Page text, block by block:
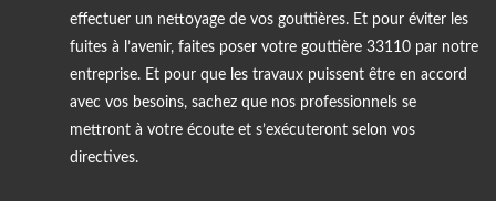
effectuer un nettoyage de vos gouttières. Et pour éviter les
fuites à l’avenir, faites poser votre gouttière 33110 par notre
entreprise. Et pour que les travaux puissent être en accord
avec vos besoins, sachez que nos professionnels se
mettront à votre écoute et s’exécuteront selon vos
directives.